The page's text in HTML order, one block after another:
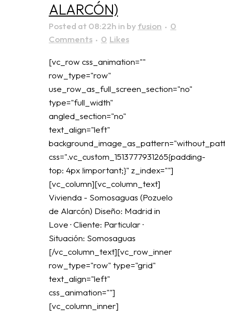
ALARCÓN)
Posted at 08:22h in byfusion
0
Comments
0 Likes
[vc_row css_animation=""
row_type="row"
use_row_as_full_screen_section="no"
type="full_width"
angled_section="no"
text_align="left"
css=".vc_custom_1513777931265{padding-
top: 4px !important;}" z_index=""]
[vc_column][vc_column_text]
Vivienda - Somosaguas (Pozuelo
de Alarcón) Diseño: Madrid in
Love · Cliente: Particular ·
Situación: Somosaguas
[/vc_column_text][vc_row_inner
row_type="row" type="grid"
text_align="left"
css_animation=""]
[vc_column_inner]